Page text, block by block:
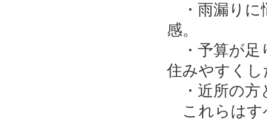
・雨漏りに
感。
・予算が足
住みやすくし
・近所の方
これらはす